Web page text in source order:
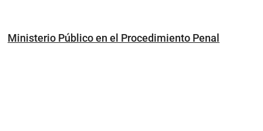
Ministerio Público en el Procedimiento Penal